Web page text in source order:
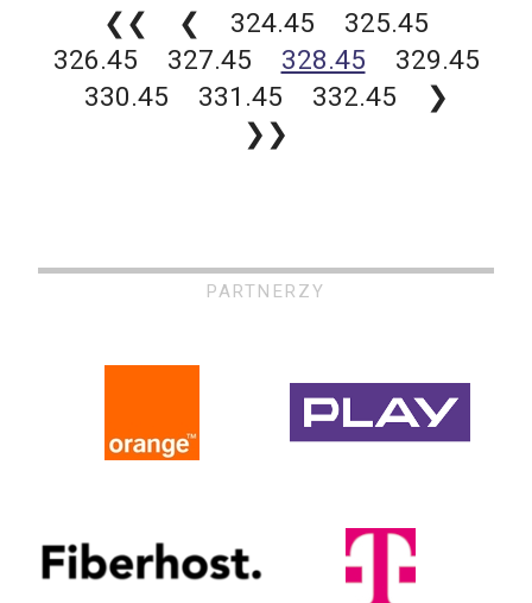
❮❮ ❮ 324.45
325.45
326.45
327.45 328.45
329.45
330.45
331.45 332.45
❯
❯❯
PARTNERZY